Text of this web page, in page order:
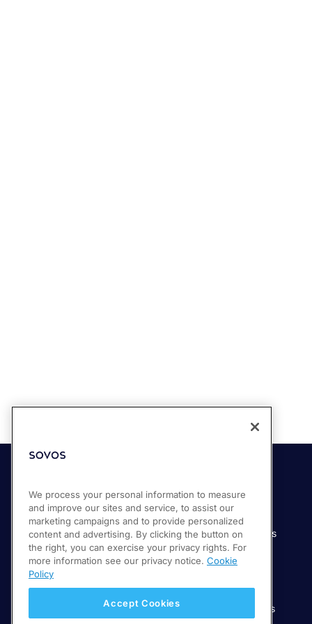
Soluciones
Compliance Cloud
Productos
Servicios
Industrias
Manufactura
Servicios financieros
Servicios digitales
Salud
Telecomunicaciones
We process your personal information to measure
and improve our sites and service, to assist our
marketing campaigns and to provide personalized
content and advertising. By clicking the button on
the right, you can exercise your privacy rights. For
more information see our privacy notice. Cookie
Policy
Accept Cookies